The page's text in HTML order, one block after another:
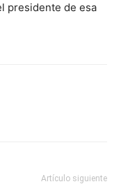
presidente de esa
Artículo siguiente